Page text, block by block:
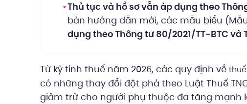
Thủ tục và hồ sơ vẫn áp dụng theo
bản hướng dẫn mới, các mẫu biểu
dụng theo Thông tư 80/2021/TT-BTC và
Từ kỳ tính thuế năm 2026, các quy định về
có những thay đổi đột phá theo Luật Thuế
giảm trừ cho người phụ thuộc đã tăng mạnh